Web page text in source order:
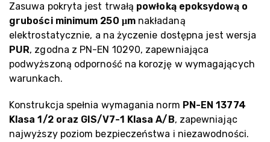
Zasuwa pokryta jest trwałą powłoką epoksydową o
grubości minimum 250 μmnakładaną
elektrostatycznie, a na życzenie dostępna jest wersja
PUR, zgodna z PN-EN 10290, zapewniająca
podwyższoną odporność na korozję w wymagających
warunkach.
Konstrukcja spełnia wymagania norm PN-EN 13774
Klasa 1/2 oraz GIS/V7-1 Klasa A/B, zapewniając
najwyższy poziom bezpieczeństwa i niezawodności.